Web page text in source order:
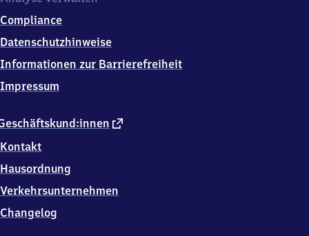
externer
Kontakt
Hausordnung
Verkehrsunternehmen
Changelog
Compliance
Datenschutzhinweise
Informationen zur Barrierefreiheit
Impressum